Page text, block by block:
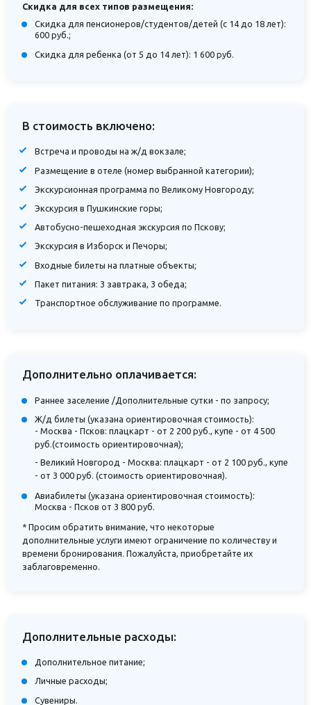
Скидка для всех типов размещения:
Скидка для пенсионеров/студентов/детей (с 14 до 18 лет):
600 руб.;
Скидка для ребенка (от 5 до 14 лет): 1 600 руб.
В стоимость включено:
Встреча и проводы на ж/д вокзале;
Размещение в отеле (номер выбранной категории);
Экскурсионная программа по Великому Новгороду;
Экскурсия в Пушкинские горы;
Автобусно-пешеходная экскурсия по Пскову;
Экскурсия в Изборск и Печоры;
Входные билеты на платные объекты;
Пакет питания: 3 завтрака, 3 обеда;
Транспортное обслуживание по программе.
Дополнительно оплачивается:
Раннее заселение /Дополнительные сутки - по запросу;
Ж/д билеты (указана ориентировочная стоимость):
- Москва - Псков: плацкарт - от 2 200 руб., купе - от 4 500
руб.(стоимость ориентировочная);
- Великий Новгород - Москва: плацкарт - от 2 100 руб., купе
- от 3 000 руб. (стоимость ориентировочная).
Авиабилеты (указана ориентировочная стоимость):
Москва - Псков от 3 800 руб.
* Просим обратить внимание, что некоторые
дополнительные услуги имеют ограничение по количеству и
времени бронирования. Пожалуйста, приобретайте их
заблаговременно.
Дополнительные расходы:
Дополнительное питание;
Личные расходы;
Сувениры.